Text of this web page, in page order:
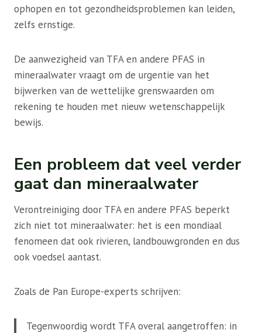
ophopen en tot gezondheidsproblemen kan leiden,
zelfs ernstige.
De aanwezigheid van TFA en andere PFAS in
mineraalwater vraagt ​​om de urgentie van het
bijwerken van de wettelijke grenswaarden om
rekening te houden met nieuw wetenschappelijk
bewijs.
Een probleem dat veel verder
gaat dan mineraalwater
Verontreiniging door TFA en andere PFAS beperkt
zich niet tot mineraalwater: het is een mondiaal
fenomeen dat ook rivieren, landbouwgronden en dus
ook voedsel aantast.
Zoals de Pan Europe-experts schrijven:
Tegenwoordig wordt TFA overal aangetroffen: in